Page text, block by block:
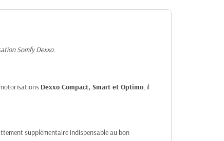
Somfy Dexxo.
Dexxo Compact, Smart et Optimo, il
supplémentaire indispensable au bon